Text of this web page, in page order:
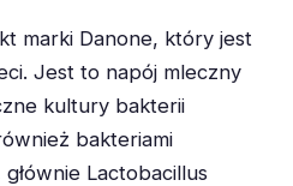
marki Danone, który jest
Jest to napój mleczny
kultury bakterii
bakteriami
Lactobacillus